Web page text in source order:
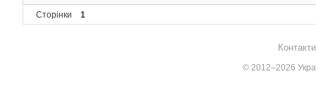
Сторінки 1
© 2012–2026